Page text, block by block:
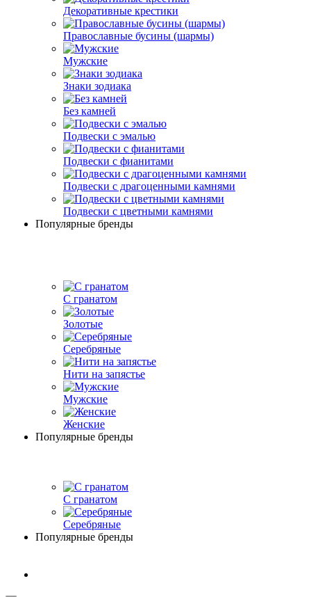
Декоративные крестики
Православные бусины (шармы)
Мужские
Знаки зодиака
Без камней
Подвески с эмалью
Подвески с фианитами
Подвески с драгоценными камнями
Подвески с цветными камнями
Популярные бренды
С гранатом
Золотые
Серебряные
Нити на запястье
Мужские
Женские
Популярные бренды
С гранатом
Серебряные
Популярные бренды